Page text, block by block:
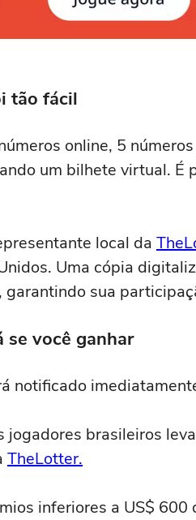
tão fácil
online, 5
um bilhete virtual. É
local da
Uma cópia
garantindo sua
se você ganhar
notificado
jogadores brasileiros
TheLotter.
inferiores a US$